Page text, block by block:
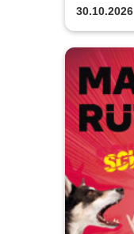
30.10.2026